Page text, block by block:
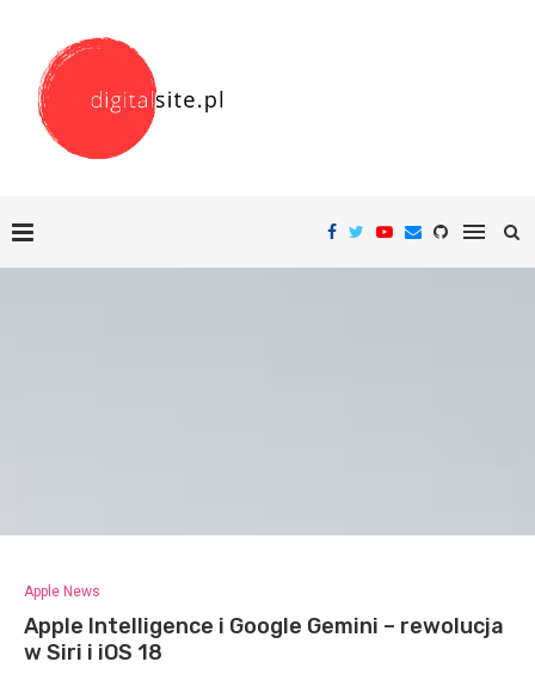
Apple News
Apple Intelligence i Google Gemini – rewolucja
w Siri i iOS 18